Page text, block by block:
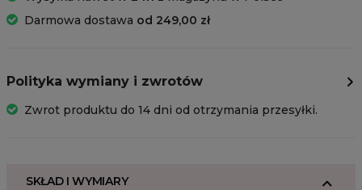
Darmowa dostawa od 249,00 zł
Polityka wymiany i zwrotów
Zwrot produktu do 14 dni od otrzymania przesyłki.
SKŁAD I WYMIARY